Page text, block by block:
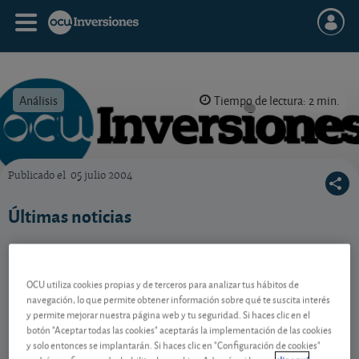
Análisis Tiempo de lectura: 2 min.
Publicado el 05 julio 2004
Últimas noticias
Contenido reservado a SOCIOS
Gestiona tu dinero con visión
OCU utiliza cookies propias y de terceros para analizar tus hábitos de
navegación, lo que permite obtener información sobre qué te suscita interés
y permite mejorar nuestra página web y tu seguridad. Si haces clic en el
botón "Aceptar todas las cookies" aceptarás la implementación de las cookies
y solo entonces se implantarán. Si haces clic en "Configuración de cookies"